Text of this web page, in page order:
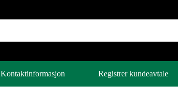
Kontaktinformasjon Registrer kundeavtale